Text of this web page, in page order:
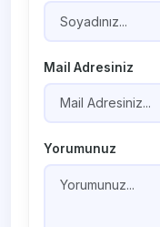
Mail Adresiniz
Yorumunuz